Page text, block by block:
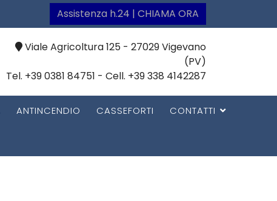
Assistenza h.24 | CHIAMA ORA
Viale Agricoltura 125 - 27029 Vigevano
(PV)
Tel. +39 0381 84751 - Cell. +39 338 4142287
ANTINCENDIO CASSEFORTI CONTATTI